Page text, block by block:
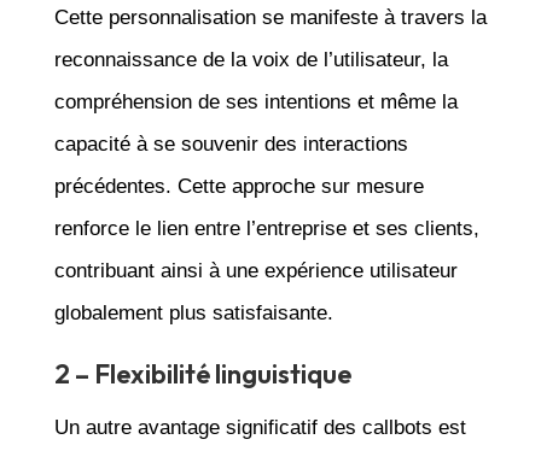
Cette personnalisation se manifeste à travers la
reconnaissance de la voix de l’utilisateur, la
compréhension de ses intentions et même la
capacité à se souvenir des interactions
précédentes. Cette approche sur mesure
renforce le lien entre l’entreprise et ses clients,
contribuant ainsi à une expérience utilisateur
globalement plus satisfaisante.
2 – Flexibilité linguistique
Un autre avantage significatif des callbots est